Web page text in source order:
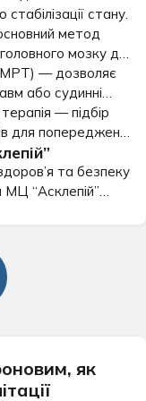
стану.
метод
мозку для
— дозволяє
або судинні
— підбір
для попередження
та безпеку
МЦ “Асклепій”
на
відчуття
як